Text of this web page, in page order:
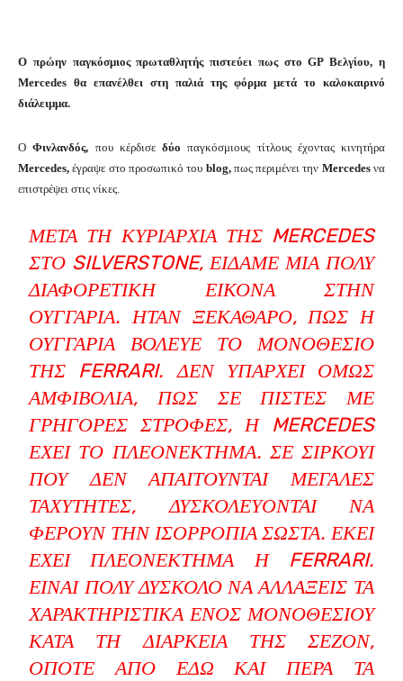
O πρώην παγκόσμιος πρωταθλητής πιστεύει πως στο GP Βελγίου, η
Mercedes θα επανέλθει στη παλιά της φόρμα μετά το καλοκαιρινό
διάλειμμα.
ΟΦινλανδός, που κέρδισε δύο παγκόσμιους τίτλους έχοντας κινητήρα
Mercedes, έγραψε στο προσωπικό του blog,πως περιμένει την Mercedesνα
επιστρέψει στις νίκες.
ΜΕΤΆ ΤΗ ΚΥΡΙΑΡΧΊΑ ΤΗΣ MERCEDES
ΣΤΟ SILVERSTONE, ΕΊΔΑΜΕ ΜΙΑ ΠΟΛΎ
ΔΙΑΦΟΡΕΤΙΚΉ ΕΙΚΌΝΑ ΣΤΗΝ
ΟΥΓΓΑΡΊΑ. ΉΤΑΝ ΞΕΚΆΘΑΡΟ, ΠΩΣ Η
ΟΥΓΓΑΡΊΑ ΒΌΛΕΥΕ ΤΟ ΜΟΝΟΘΈΣΙΟ
ΤΗΣ FERRARI. ΔΕΝ ΥΠΆΡΧΕΙ ΌΜΩΣ
ΑΜΦΙΒΟΛΊΑ, ΠΩΣ ΣΕ ΠΊΣΤΕΣ ΜΕ
ΓΡΉΓΟΡΕΣ ΣΤΡΟΦΈΣ, Η MERCEDES
ΈΧΕΙ ΤΟ ΠΛΕΟΝΈΚΤΗΜΑ. ΣΕ ΣΙΡΚΟΥΊ
ΠΟΥ ΔΕΝ ΑΠΑΙΤΟΎΝΤΑΙ ΜΕΓΆΛΕΣ
ΤΑΧΎΤΗΤΕΣ, ΔΥΣΚΟΛΕΎΟΝΤΑΙ ΝΑ
ΦΈΡΟΥΝ ΤΗΝ ΙΣΟΡΡΟΠΊΑ ΣΩΣΤΆ. ΕΚΕΊ
ΈΧΕΙ ΠΛΕΟΝΈΚΤΗΜΑ Η FERRARI.
ΕΊΝΑΙ ΠΟΛΎ ΔΎΣΚΟΛΟ ΝΑ ΑΛΛΆΞΕΙΣ ΤΑ
ΧΑΡΑΚΤΗΡΙΣΤΙΚΆ ΕΝΌΣ ΜΟΝΟΘΕΣΊΟΥ
ΚΑΤΆ ΤΗ ΔΙΆΡΚΕΙΑ ΤΗΣ ΣΕΖΌΝ,
ΟΠΌΤΕ ΑΠΌ ΕΔΏ ΚΑΙ ΠΈΡΑ ΤΑ